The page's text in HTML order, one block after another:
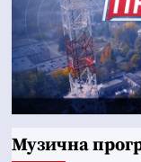
Музична